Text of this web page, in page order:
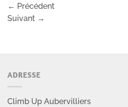
← Précédent
Suivant →
ADRESSE
Climb Up Aubervilliers